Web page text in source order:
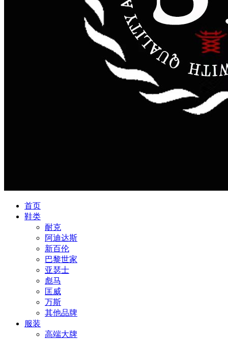
首页
鞋类
耐克
阿迪达斯
新百伦
巴黎世家
亚瑟士
彪马
匡威
万斯
其他品牌
服装
高端大牌